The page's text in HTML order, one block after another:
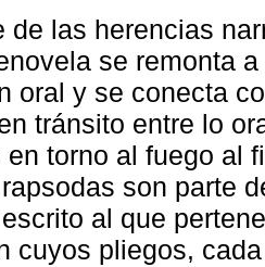
de las herencias
se remonta
oral y se conecta
tránsito entre lo
en torno al fuego al
son parte
al que
cuyos pliegos,